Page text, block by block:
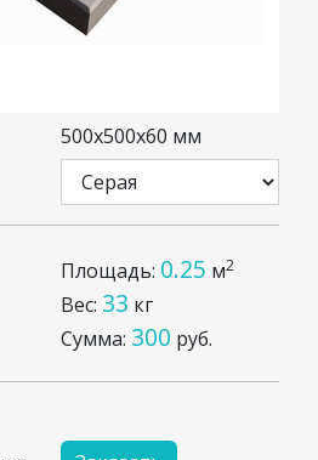
500x500x60 мм
Площадь: 0.25 м2
Вес: 33 кг
Сумма: 300 руб.